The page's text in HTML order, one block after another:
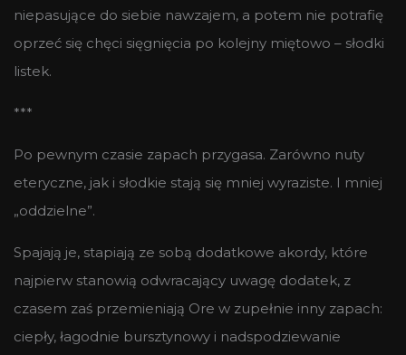
niepasujące do siebie nawzajem, a potem nie potrafię
oprzeć się chęci sięgnięcia po kolejny miętowo – słodki
listek.
***
Po pewnym czasie zapach przygasa. Zarówno nuty
eteryczne, jak i słodkie stają się mniej wyraziste. I mniej
„oddzielne”.
Spajają je, stapiają ze sobą dodatkowe akordy, które
najpierw stanowią odwracający uwagę dodatek, z
czasem zaś przemieniają Ore w zupełnie inny zapach:
ciepły, łagodnie bursztynowy i nadspodziewanie